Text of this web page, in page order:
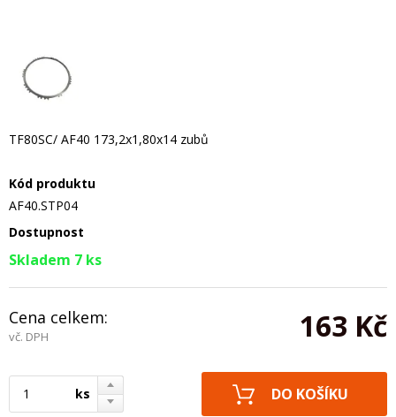
TF80SC/ AF40 173,2x1,80x14 zubů
Kód produktu
AF40.STP04
Dostupnost
Skladem 7 ks
Cena celkem:
vč. DPH 163 Kč
ks